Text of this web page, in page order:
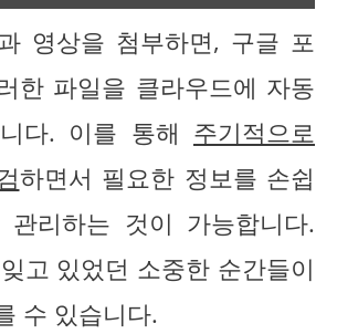
영상을 첨부하면, 구글 포
한 파일을 클라우드에 자동
다. 이를 통해 주기적으로
하면서 필요한 정보를 손쉽
리하는 것이 가능합니다.
고 있었던 소중한 순간들이
수 있습니다.